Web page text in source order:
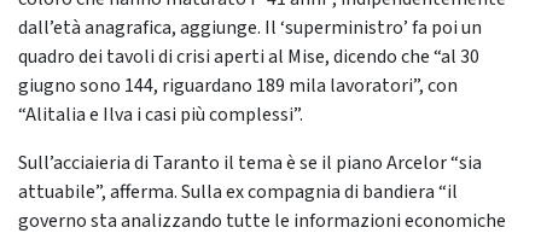
dall’età anagrafica, aggiunge. Il ‘superministro’ fa poi un
quadro dei tavoli di crisi aperti al Mise, dicendo che “al 30
giugno sono 144, riguardano 189 mila lavoratori”, con
“Alitalia e Ilva i casi più complessi”.
Sull’acciaieria di Taranto il tema è se il piano Arcelor “sia
attuabile”, afferma. Sulla ex compagnia di bandiera “il
governo sta analizzando tutte le informazioni economiche